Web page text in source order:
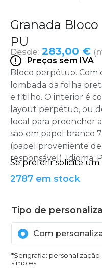
Granada
PU
Desde: 283,00 €
Preços sem IVA
Bloco perpétuo. Com
lombada da folha
e fitilho. O interior é
layout perpétuo, ou
local para preencher
são em papel branco
(papel proveniente
responsável). Idioma:
2787 em stock
Tipo de
Com
*Serigrafia: personalização
simples